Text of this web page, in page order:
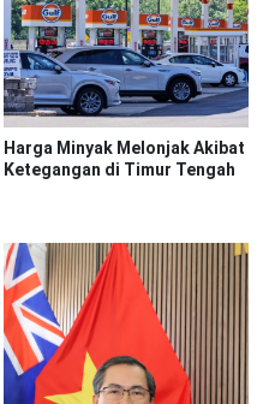
Harga Minyak Melonjak Akibat
Ketegangan di Timur Tengah